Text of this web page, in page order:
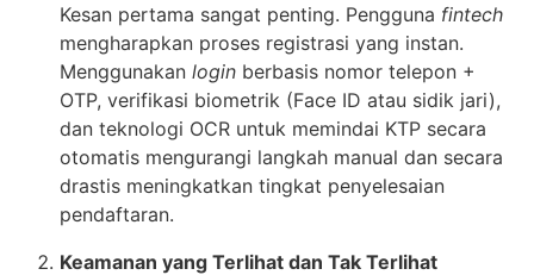
Kesan pertama sangat penting. Pengguna fintech
mengharapkan proses registrasi yang instan.
Menggunakanloginberbasis nomor telepon +
OTP, verifikasi biometrik (Face ID atau sidik jari),
dan teknologi OCR untuk memindai KTP secara
otomatis mengurangi langkah manual dan secara
drastis meningkatkan tingkat penyelesaian
pendaftaran.
Keamanan yang Terlihat dan Tak Terlihat